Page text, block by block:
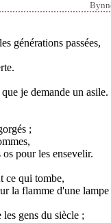
générations passées,
je demande un asile.
;
pour les ensevelir.
ce qui tombe,
la flamme d'une lampe
gens du siècle ;